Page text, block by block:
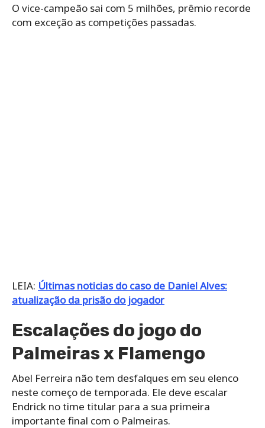
O vice-campeão sai com 5 milhões, prêmio recorde
com exceção as competições passadas.
LEIA: Últimas noticias do caso de Daniel Alves:
atualização da prisão do jogador
Escalações do jogo do
Palmeiras x Flamengo
Abel Ferreira não tem desfalques em seu elenco
neste começo de temporada. Ele deve escalar
Endrick no time titular para a sua primeira
importante final com o Palmeiras.